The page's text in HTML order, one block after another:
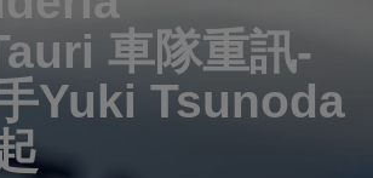
車隊重訊-
Yuki Tsunoda